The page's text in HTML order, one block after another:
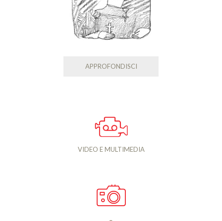
APPROFONDISCI
VIDEO E MULTIMEDIA